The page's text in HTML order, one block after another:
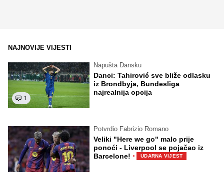
NAJNOVIJE VIJESTI
1
Napušta Dansku
Danci: Tahirović sve bliže odlasku
iz Brondbyja, Bundesliga
najrealnija opcija
Potvrdio Fabrizio Romano
Veliki "Here we go" malo prije
ponoći - Liverpool se pojačao iz
Barcelone! · UDARNA VIJEST